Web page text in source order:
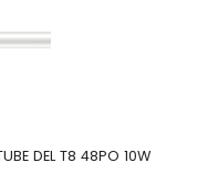
DEL T8 48PO 10W